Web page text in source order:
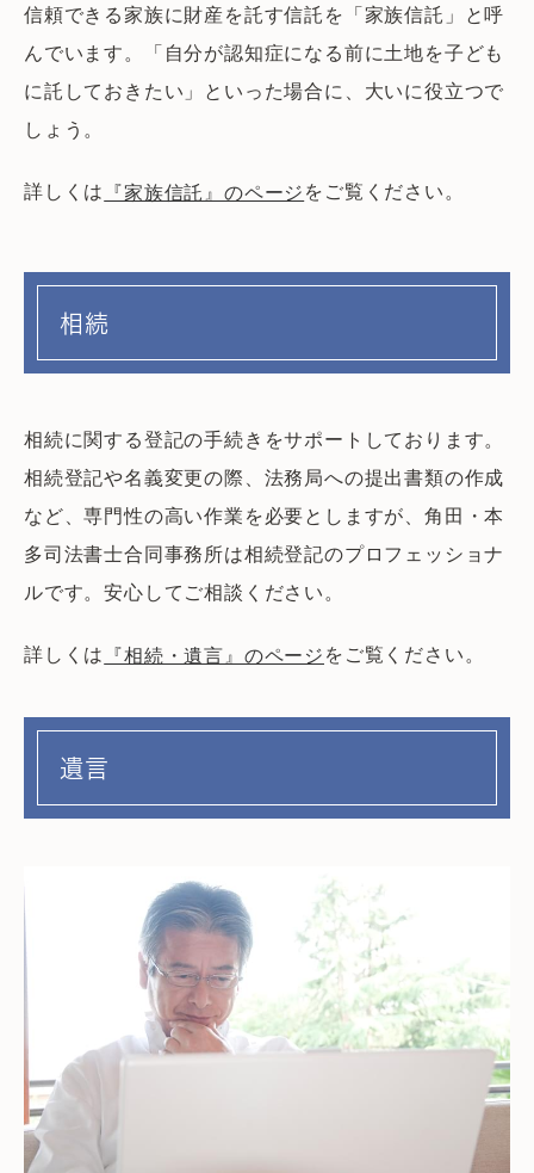
信頼できる家族に財産を託す信託を「家族信託」と呼
んでいます。「自分が認知症になる前に土地を子ども
に託しておきたい」といった場合に、大いに役立つで
しょう。
詳しくは 『家族信託』のページ をご覧ください。
相続
相続に関する登記の手続きをサポートしております。
相続登記や名義変更の際、法務局への提出書類の作成
など、専門性の高い作業を必要としますが、角田・本
多司法書士合同事務所は相続登記のプロフェッショナ
ルです。安心してご相談ください。
詳しくは 『相続・遺言』のページ をご覧ください。
遺言